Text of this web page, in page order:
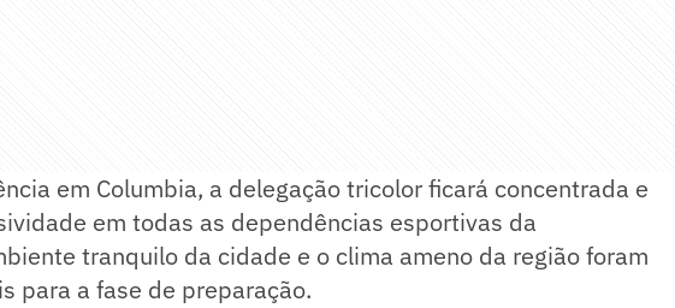
em Columbia, a delegação tricolor ficará concentrada e
em todas as dependências esportivas da
tranquilo da cidade e o clima ameno da região foram
para a fase de preparação.